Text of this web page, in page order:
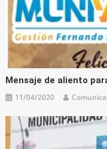
Mensaje de aliento
11/04/2020